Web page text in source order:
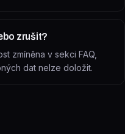
zrušit?
zmíněna v sekci FAQ,
dat nelze doložit.